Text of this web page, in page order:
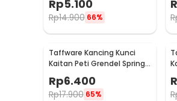
Rp5.100
Rp14.900 66%
Taffware Kancing Kunci
Kaitan Peti Grendel Spring
Lock Stainless Steel XL -
J107
Rp6.400
Rp17.900 65%